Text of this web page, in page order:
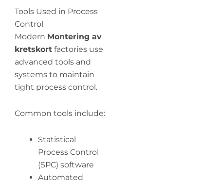
Tools Used in Process
Control
Modern Montering av
kretskort factories use
advanced tools and
systems to maintain
tight process control.
Common tools include:
Statistical
Process Control
(SPC) software
Automated